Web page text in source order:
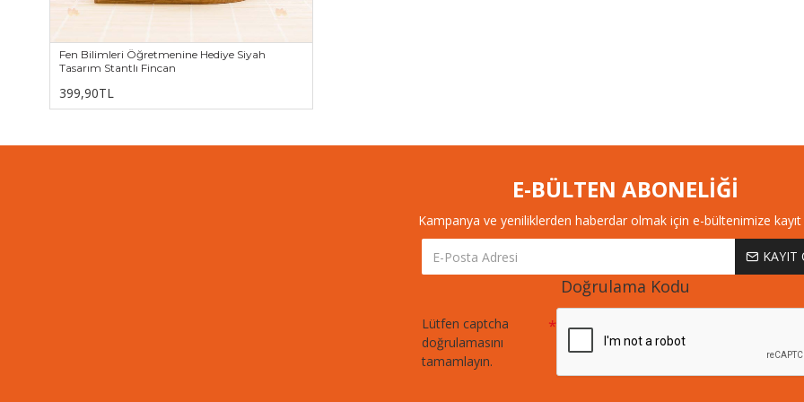
Fen Bilimleri Öğretmenine Hediye Siyah
Tasarım Stantlı Fincan
399,90TL
E-BÜLTEN ABONELİĞİ
Kampanya ve yeniliklerden haberdar olmak için e-bültenimize kayıt
KAYIT
Doğrulama Kodu
Lütfen captcha
doğrulamasını
tamamlayın.